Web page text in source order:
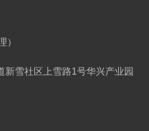
）
新雪社区上雪路1号华兴产业园